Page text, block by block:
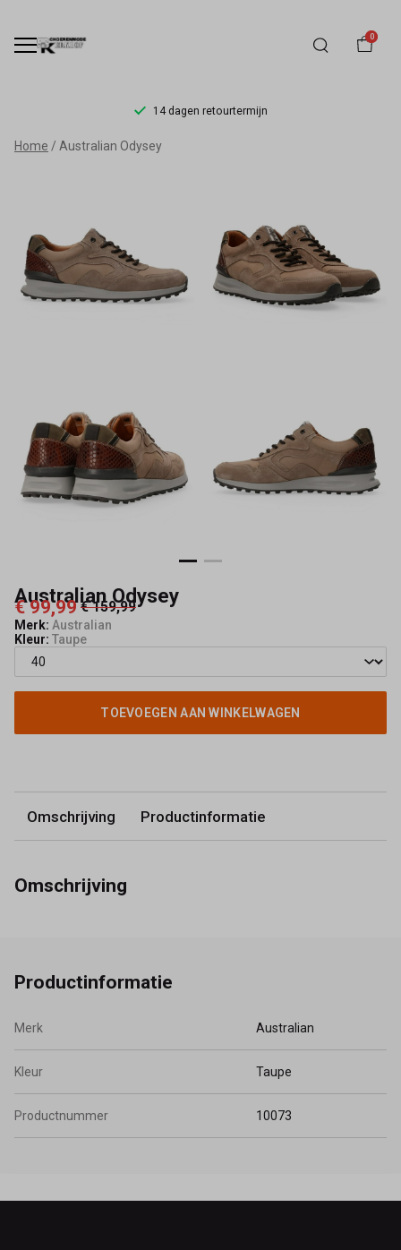
0
14 dagen retourtermijn
Australian
Schoenmode
Kerkhof
Home Australian Odysey
Australian Odysey
€ 99,99 € 159,99
Merk: Australian
Kleur: Taupe
TOEVOEGEN AAN WINKELWAGEN
Omschrijving Productinformatie
Omschrijving
Productinformatie
Merk Australian
Kleur Taupe
Productnummer 10073